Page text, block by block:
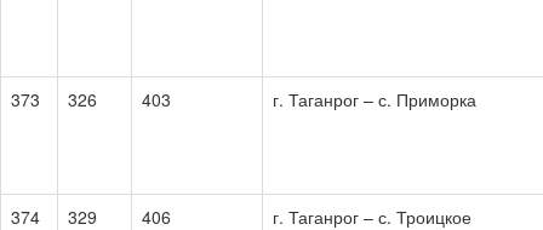
373 326 403 г. Таганрог – с. Приморка
374 329 406 г. Таганрог – с. Троицкое